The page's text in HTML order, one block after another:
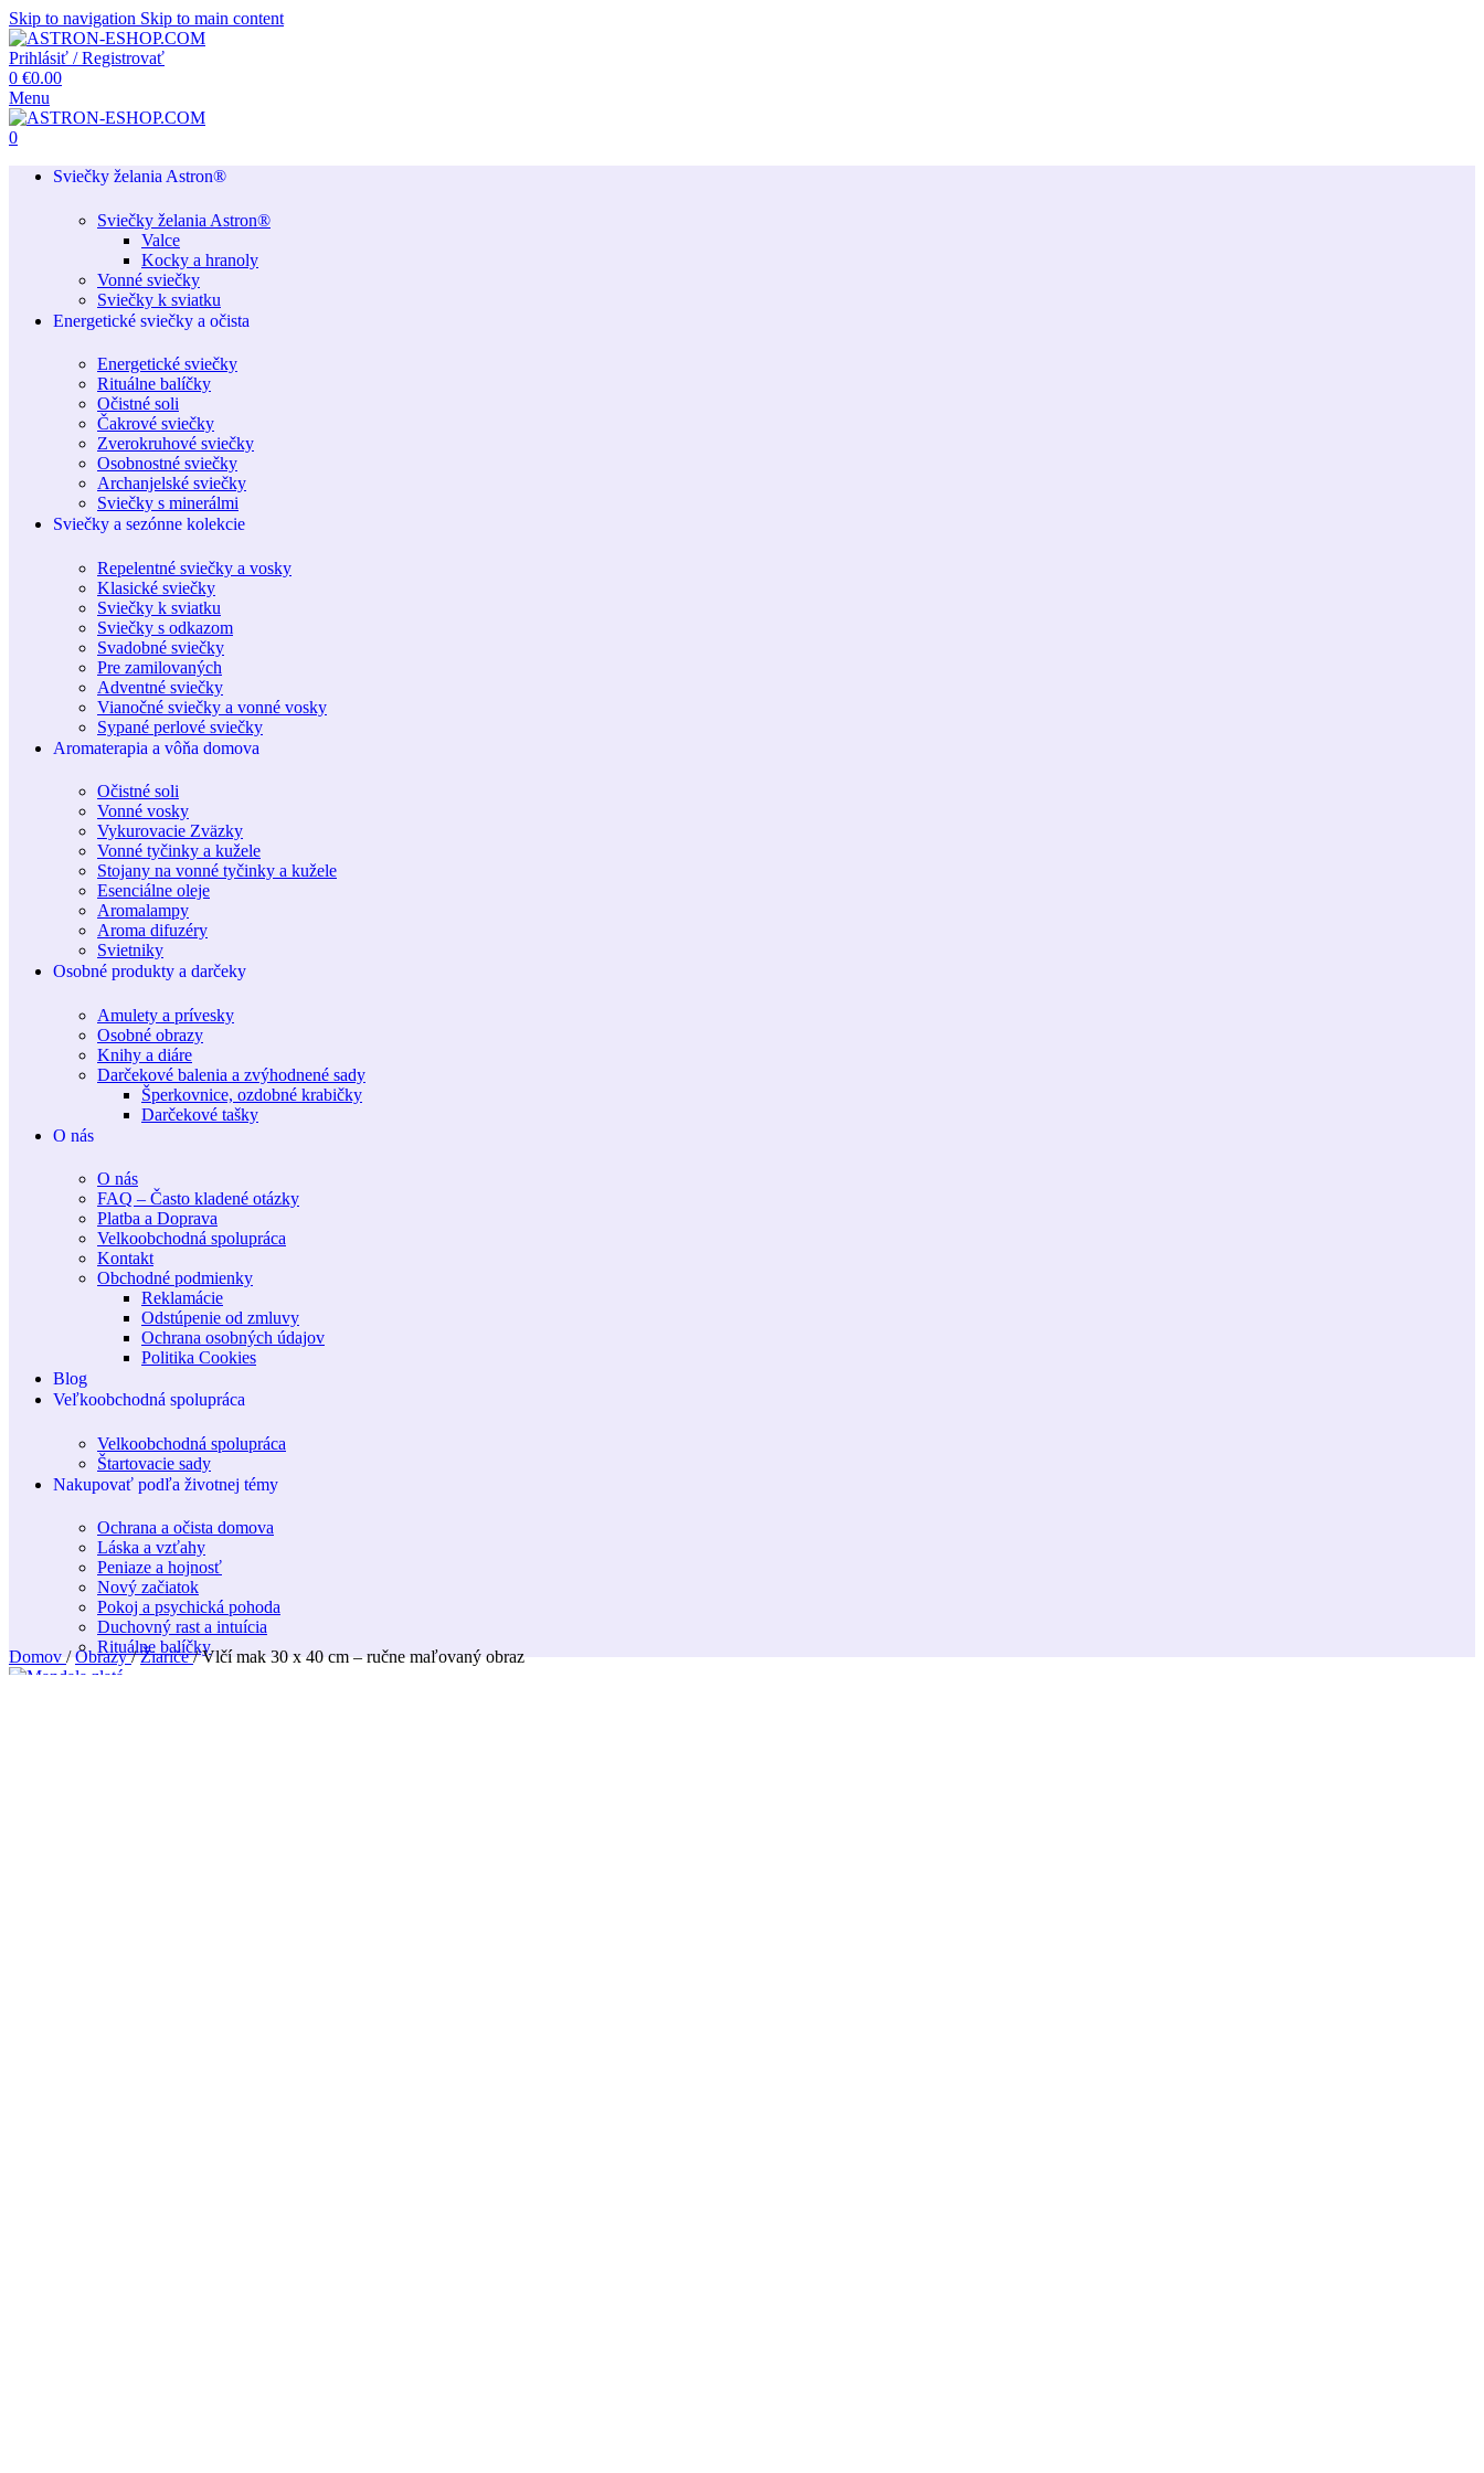
Skip to navigation Skip to main content
Prihlásiť / Registrovať
0 €0.00
Menu
0
Sviečky želania Astron®
Sviečky želania Astron®
Valce
Kocky a hranoly
Vonné sviečky
Sviečky k sviatku
Energetické sviečky a očista
Energetické sviečky
Rituálne balíčky
Očistné soli
Čakrové sviečky
Zverokruhové sviečky
Osobnostné sviečky
Archanjelské sviečky
Sviečky s minerálmi
Sviečky a sezónne kolekcie
Repelentné sviečky a vosky
Klasické sviečky
Sviečky k sviatku
Sviečky s odkazom
Svadobné sviečky
Pre zamilovaných
Adventné sviečky
Vianočné sviečky a vonné vosky
Sypané perlové sviečky
Aromaterapia a vôňa domova
Očistné soli
Vonné vosky
Vykurovacie Zväzky
Vonné tyčinky a kužele
Stojany na vonné tyčinky a kužele
Esenciálne oleje
Aromalampy
Aroma difuzéry
Svietniky
Osobné produkty a darčeky
Amulety a prívesky
Osobné obrazy
Knihy a diáre
Darčekové balenia a zvýhodnené sady
Šperkovnice, ozdobné krabičky
Darčekové tašky
O nás
O nás
FAQ – Často kladené otázky
Platba a Doprava
Velkoobchodná spolupráca
Kontakt
Obchodné podmienky
Reklamácie
Odstúpenie od zmluvy
Ochrana osobných údajov
Politika Cookies
Blog
Veľkoobchodná spolupráca
Velkoobchodná spolupráca
Štartovacie sady
Nakupovať podľa životnej témy
Ochrana a očista domova
Láska a vzťahy
Peniaze a hojnosť
Nový začiatok
Pokoj a psychická pohoda
Duchovný rast a intuícia
Rituálne balíčky
Domov / Obrazy/ Žiariče/ Vlčí mak 30 x 40 cm – ručne maľovaný obraz